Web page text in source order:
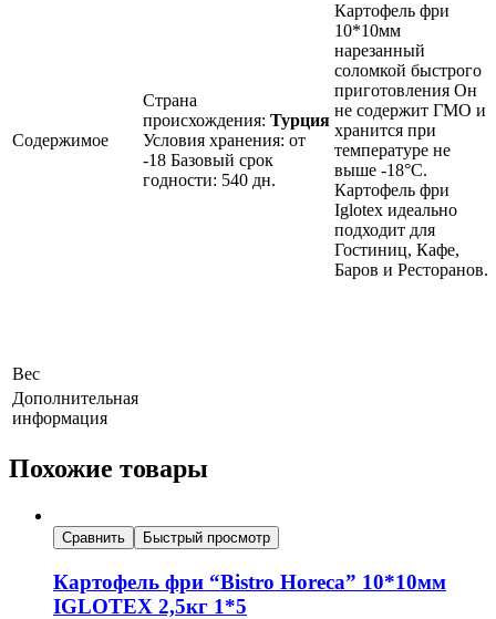
Содержимое
Страна
происхождения: Турция
Условия хранения: от
-18 Базовый срок
годности: 540 дн.
Картофель фри
10*10мм
нарезанный
соломкой быстрого
приготовления Он
не содержит ГМО и
хранится при
температуре не
выше -18°C.
Картофель фри
Iglotex идеально
подходит для
Гостиниц, Кафе,
Баров и Ресторанов.
Вес
Дополнительная
информация
Похожие товары
Сравнить Быстрый просмотр
Картофель фри “Bistro Horeca” 10*10мм
IGLOTEX 2,5кг 1*5